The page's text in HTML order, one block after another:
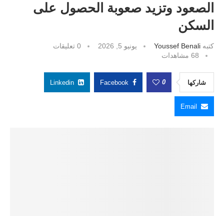
الصعود وتزيد صعوبة الحصول على
السكن
كتبه Youssef Benali يونيو 5, 2026
0 تعليقات
68 مشاهدات
شاركها 0
Facebook
Linkedin
Email